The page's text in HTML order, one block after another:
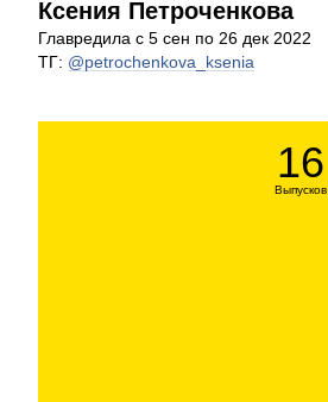
Ксения Петроченкова
Главредила с 5 сен по 26 дек 2022
ТГ: @petrochenkova_ksenia
16
Выпусков